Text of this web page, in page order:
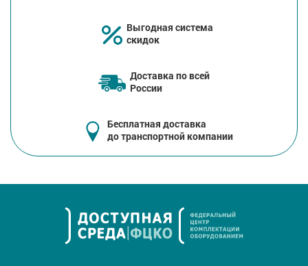
Выгодная система
скидок
Доставка по всей
России
Бесплатная доставка
до транспортной компании